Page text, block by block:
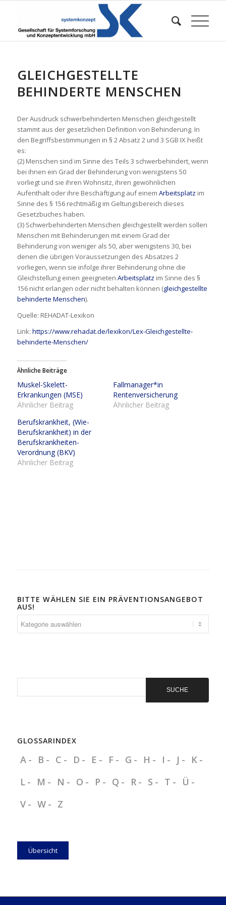
GLEICHGESTELLTE
BEHINDERTE MENSCHEN
Der Ausdruck schwerbehinderten Menschen gleichgestellt
stammt aus der gesetzlichen Definition von Behinderung. In
den Begriffsbestimmungen in § 2 Absatz 2 und 3 SGB IX heißt
es:
(2) Menschen sind im Sinne des Teils 3 schwerbehindert, wenn
bei ihnen ein Grad der Behinderung von wenigstens 50
vorliegt und sie ihren Wohnsitz, ihren gewöhnlichen
Aufenthalt oder ihre Beschäftigung auf einem Arbeitsplatz im
Sinne des § 156 rechtmäßig im Geltungsbereich dieses
Gesetzbuches haben.
(3) Schwerbehinderten Menschen gleichgestellt werden sollen
Menschen mit Behinderungen mit einem Grad der
Behinderung von weniger als 50, aber wenigstens 30, bei
denen die übrigen Voraussetzungen des Absatzes 2
vorliegen, wenn sie infolge ihrer Behinderung ohne die
Gleichstellung einen geeigneten Arbeitsplatz im Sinne des §
156 nicht erlangen oder nicht behalten können (gleichgestellte
behinderte Menschen).
Quelle: REHADAT-Lexikon
Link: https://www.rehadat.de/lexikon/Lex-Gleichgestellte-
behinderte-Menschen/
Ähnliche Beiträge
Muskel-Skelett-
Erkrankungen (MSE)
Ähnlicher Beitrag
Fallmanager*in
Rentenversicherung
Ähnlicher Beitrag
Berufskrankheit, (Wie-
Berufskrankheit) in der
Berufskrankheiten-
Verordnung (BKV)
Ähnlicher Beitrag
BITTE WÄHLEN SIE EIN PRÄVENTIONSANGEBOT
AUS!
wählen
GLOSSARINDEX
A B C D E F G H I J
K
L
M N O P Q R S T
Ü
V
W Z
Übersicht